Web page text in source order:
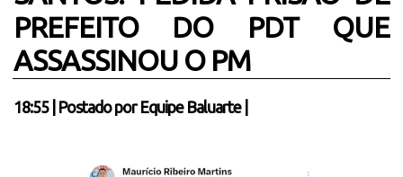
PREFEITO DO PDT QUE
ASSASSINOU O PM
18:55| Postado por Equipe Baluarte